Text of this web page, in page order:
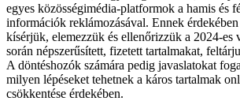
egyes közösségimédia-platformok a hamis és
információk reklámozásával. Ennek
kísérjük, elemezzük és ellenőrizzük a 2024-es
során népszerűsített, fizetett tartalmakat,
A döntéshozók számára pedig javaslatokat
milyen lépéseket tehetnek a káros tartalmak
csökkentése érdekében.